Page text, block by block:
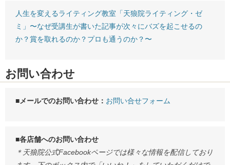
人生を変えるライティング教室「天狼院ライティング・ゼ
ミ」〜なぜ受講生が書いた記事が次々にバズを起こせるの
か？賞を取れるのか？プロも通うのか？〜
お問い合わせ
■メールでのお問い合わせ： お問い合せフォーム
■各店舗へのお問い合わせ
＊天狼院公式Facebookページでは様々な情報を配信しており